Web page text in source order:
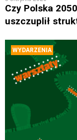
Czy Polska
uszczuplił
WYDARZENIA